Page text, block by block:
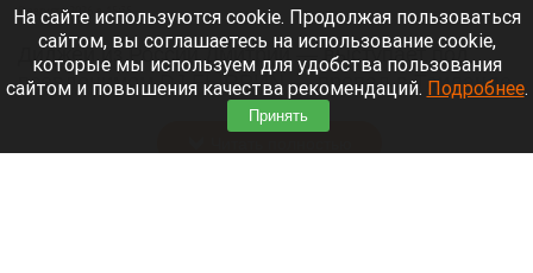
9 августа 2026 в 15:35
Диджей из России Дмитрий — выступает под
псевдонимом DJ FЫRРИN — пропал в Таиланде
после возникновения проблем с документами.
На сайте используются cookie. Продолжая пользоваться
сайтом, вы соглашаетесь на использование cookie,
которые мы используем для удобства пользования
сайтом и повышения качества рекомендаций. Подробнее.
Принять